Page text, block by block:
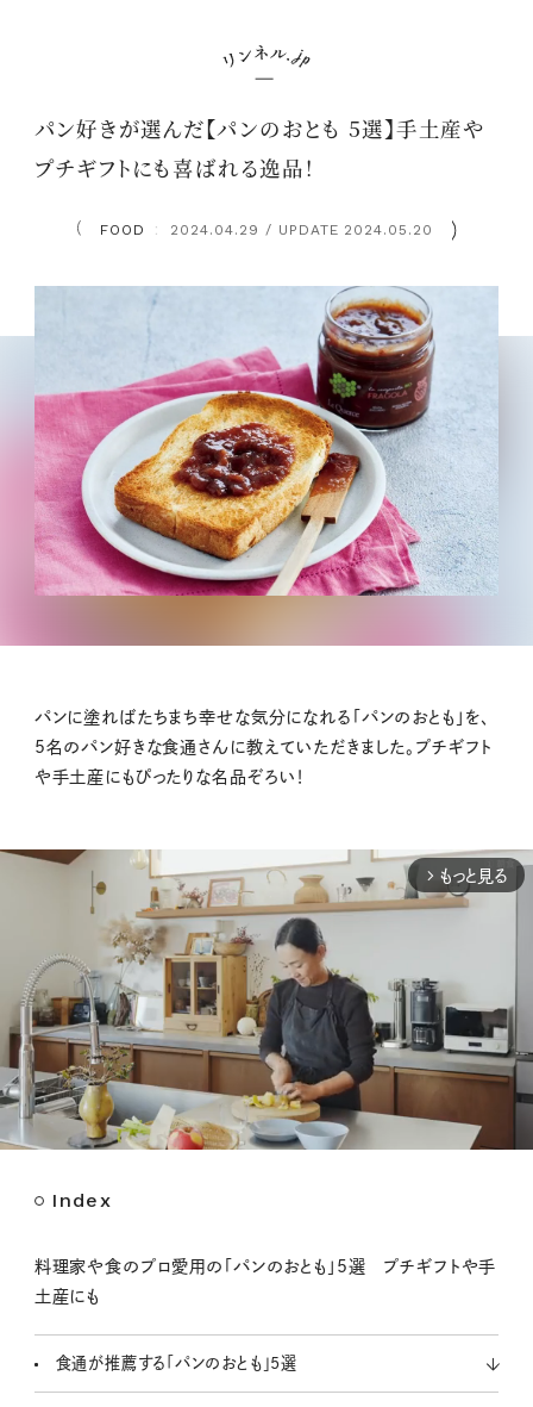
パン好きが選んだ【パンのおとも 5選】手土産や
プチギフトにも喜ばれる逸品！
FOOD ： 2024.04.29 / UPDATE 2024.05.20
パンに塗ればたちまち幸せな気分になれる「パンのおとも」を、
5名のパン好きな食通さんに教えていただきました。プチギフト
や手土産にもぴったりな名品ぞろい！
arrow_forward_ios もっと見る
t
Index
料理家や食のプロ愛用の「パンのおとも」5選 プチギフトや手
土産にも
食通が推薦する「パンのおとも」5選